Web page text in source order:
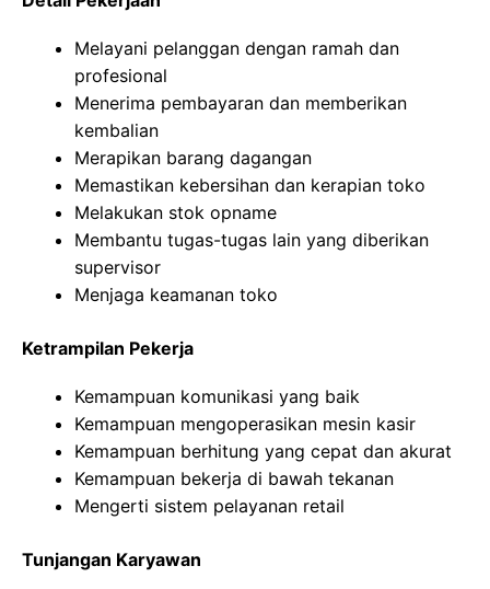
Melayani pelanggan dengan ramah dan
profesional
Menerima pembayaran dan memberikan
kembalian
Merapikan barang dagangan
Memastikan kebersihan dan kerapian toko
Melakukan stok opname
Membantu tugas-tugas lain yang diberikan
supervisor
Menjaga keamanan toko
Ketrampilan Pekerja
Kemampuan komunikasi yang baik
Kemampuan mengoperasikan mesin kasir
Kemampuan berhitung yang cepat dan akurat
Kemampuan bekerja di bawah tekanan
Mengerti sistem pelayanan retail
Tunjangan Karyawan